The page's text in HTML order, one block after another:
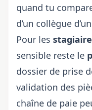
quand tu
d’un collègue
Pour les
sensible reste le
dossier de prise
validation des
chaîne de paie